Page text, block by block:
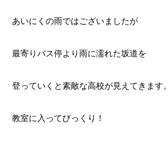
あいにくの雨ではございましたが
最寄りバス停より雨に濡れた坂道を
登っていくと素敵な高校が見えてきます。
教室に入ってびっくり！